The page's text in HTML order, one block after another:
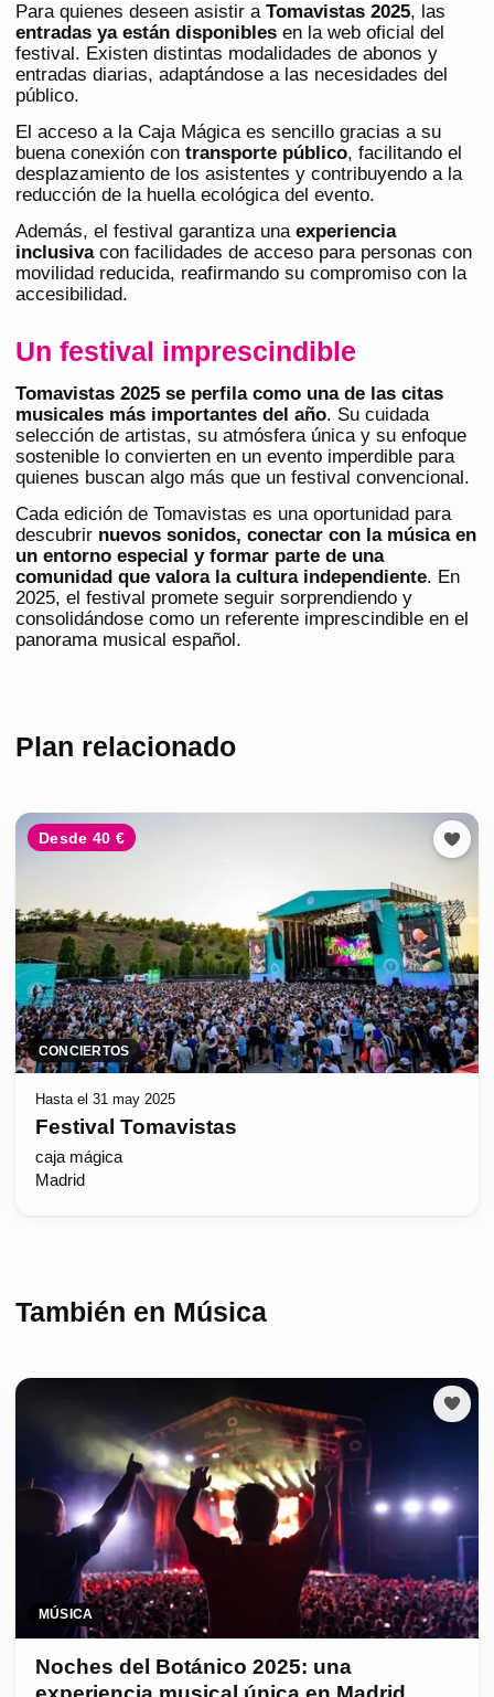
Para quienes deseen asistir a Tomavistas 2025, las
entradas ya están disponibles en la web oficial del
festival. Existen distintas modalidades de abonos y
entradas diarias, adaptándose a las necesidades del
público.
El acceso a la Caja Mágica es sencillo gracias a su
buena conexión con transporte público, facilitando el
desplazamiento de los asistentes y contribuyendo a la
reducción de la huella ecológica del evento.
Además, el festival garantiza una experiencia
inclusivacon facilidades de acceso para personas con
movilidad reducida, reafirmando su compromiso con la
accesibilidad.
Un festival imprescindible
Tomavistas 2025 se perfila como una de las citas
musicales más importantes del año. Su cuidada
selección de artistas, su atmósfera única y su enfoque
sostenible lo convierten en un evento imperdible para
quienes buscan algo más que un festival convencional.
Cada edición de Tomavistas es una oportunidad para
descubrir nuevos sonidos, conectar con la músicaen
un entorno especial y formar parte de una
comunidad que valora la cultura independiente. En
2025, el festival promete seguir sorprendiendo y
consolidándose como un referente imprescindible en el
panorama musical español.
Plan relacionado
Desde 40 €
CONCIERTOS
Hasta el 31 may 2025
Festival Tomavistas
caja mágica
Madrid
También en Música
MÚSICA
Noches del Botánico 2025: una